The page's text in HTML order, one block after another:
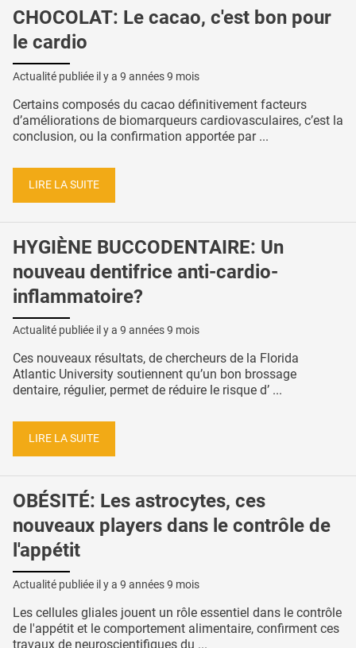
CHOCOLAT: Le cacao, c'est bon pour
le cardio
Actualité publiée il y a 9 années 9 mois
Certains composés du cacao définitivement facteurs
d’améliorations de biomarqueurs cardiovasculaires, c’est la
conclusion, ou la confirmation apportée par ...
LIRE LA SUITE
HYGIÈNE BUCCODENTAIRE: Un
nouveau dentifrice anti-cardio-
inflammatoire?
Actualité publiée il y a 9 années 9 mois
Ces nouveaux résultats, de chercheurs de la Florida
Atlantic University soutiennent qu’un bon brossage
dentaire, régulier, permet de réduire le risque d’ ...
LIRE LA SUITE
OBÉSITÉ: Les astrocytes, ces
nouveaux players dans le contrôle de
l'appétit
Actualité publiée il y a 9 années 9 mois
Les cellules gliales jouent un rôle essentiel dans le contrôle
de l'appétit et le comportement alimentaire, confirment ces
travaux de neuroscientifiques du ...